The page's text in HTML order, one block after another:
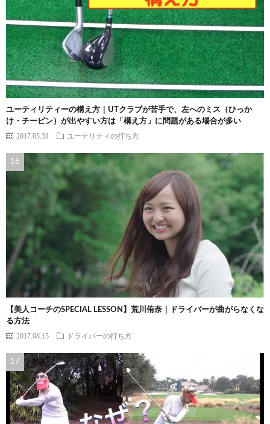
ユーティリティーの構え方｜UTクラブが苦手で、左へのミス（ひっか
け・チーピン）が出やすい方は「構え方」に問題がある場合が多い
2017.05.31 ユーテリティの打ち方
【美人コーチのSPECIAL LESSON】荒川侑奈｜ドライバーが曲がらなくな
る方法
2017.08.15 ドライバーの打ち方